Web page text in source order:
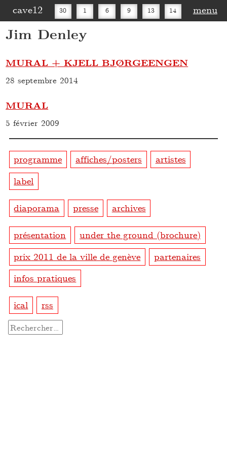
cave12 30 1 6 9 13 14 menu
Jim Denley
MURAL + KJELL BJØRGEENGEN
28 septembre 2014
MURAL
5 février 2009
programme affiches/posters
artistes
label
diaporama presse archives
présentation
under the ground (brochure)
prix 2011 de la ville de genève
partenaires
infos pratiques
ical rss
Rechercher :